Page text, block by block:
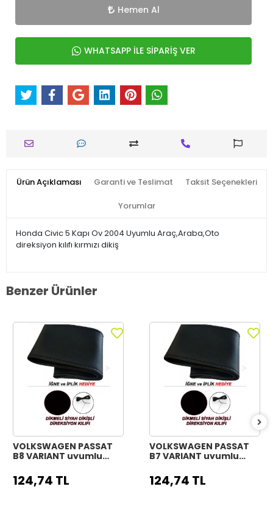
Hemen Al
WHATSAPP İLE SİPARİŞ VER
Ürün Açıklaması Garanti ve Teslimat Taksit Seçenekleri
Yorumlar
Honda Civic 5 Kapı Ov 2004 Uyumlu Araç,Araba,Oto
direksiyon kılıfı kırmızı dikiş
Benzer Ürünler
VOLKSWAGEN PASSAT
B8 VARIANT uyumlu
direksiyon kılıfı siyah
dikiş
124,74 TL
VOLKSWAGEN PASSAT
B7 VARIANT uyumlu
direksiyon kılıfı siyah
dikiş
124,74 TL